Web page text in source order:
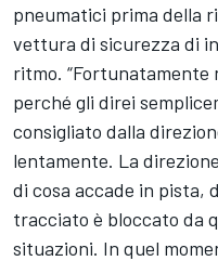
pneumatici prima della
vettura di sicurezza di
ritmo. “Fortunatamente
perché gli direi
consigliato dalla
lentamente. La
di cosa accade in pista,
tracciato è bloccato da
situazioni. In quel